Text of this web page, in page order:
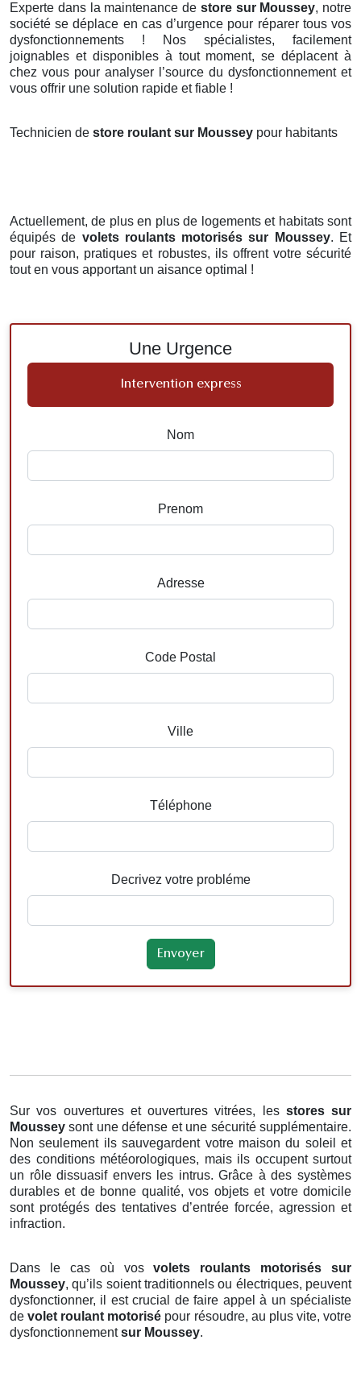
Experte dans la maintenance de store sur Moussey, notre
société se déplace en cas d’urgence pour réparer tous vos
dysfonctionnements ! Nos spécialistes, facilement
joignables et disponibles à tout moment, se déplacent à
chez vous pour analyser l’source du dysfonctionnement et
vous offrir une solution rapide et fiable !
Technicien de store roulant sur Moussey pour habitants
Actuellement, de plus en plus de logements et habitats sont
équipés de volets roulants motorisés sur Moussey. Et
pour raison, pratiques et robustes, ils offrent votre sécurité
tout en vous apportant un aisance optimal !
Une Urgence
Intervention express
Nom
Prenom
Adresse
Code Postal
Ville
Téléphone
Decrivez votre probléme
Sur vos ouvertures et ouvertures vitrées, les stores sur
Mousseysont une défense et une sécurité supplémentaire.
Non seulement ils sauvegardent votre maison du soleil et
des conditions météorologiques, mais ils occupent surtout
un rôle dissuasif envers les intrus. Grâce à des systèmes
durables et de bonne qualité, vos objets et votre domicile
sont protégés des tentatives d’entrée forcée, agression et
infraction.
Dans le cas où vosvolets roulants motorisés sur
Moussey, qu’ils soient traditionnels ou électriques, peuvent
dysfonctionner, il est crucial de faire appel à un spécialiste
devolet roulant motorisé pour résoudre, au plus vite, votre
dysfonctionnementsur Moussey.